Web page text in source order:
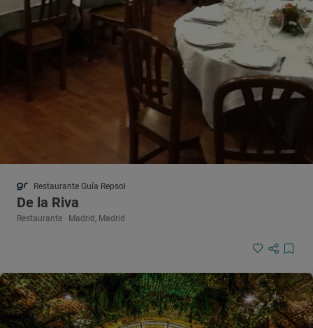
Restaurante Guía Repsol
De la Riva
Restaurante · Madrid, Madrid